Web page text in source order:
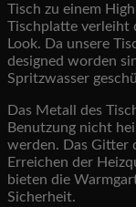
Tisch zu einem
Tischplatte verleiht
Look. Da unsere
designed worden
Spritzwasser
Das Metall des
Benutzung nicht
werden. Das Gitter
Erreichen der
bieten die
Sicherheit.